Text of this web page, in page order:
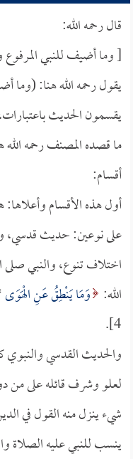
قال رحمه الله:
[ وما أضيف للنبي المرفوع
يقول رحمه الله هنا: (وما
يقسمون الحديث
ما قصده المصنف رحمه الله
أقسام:
أول هذه الأقسام
على نوعين: حديث قدسي،
اختلاف تنوع، والنبي
الله: وَمَا يَنْطِقُ عَنِ الْهَوَى
4].
والحديث القدسي والنبوي
لعلو وشرف قائله على من
شيء ينزل منه القول في
ينسب للنبي عليه الصلاة